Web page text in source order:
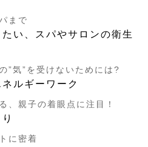
まで
い、スパやサロンの衛生
”気”を受けないためには?
ルギーワーク
、親子の着眼点に注目！
に密着